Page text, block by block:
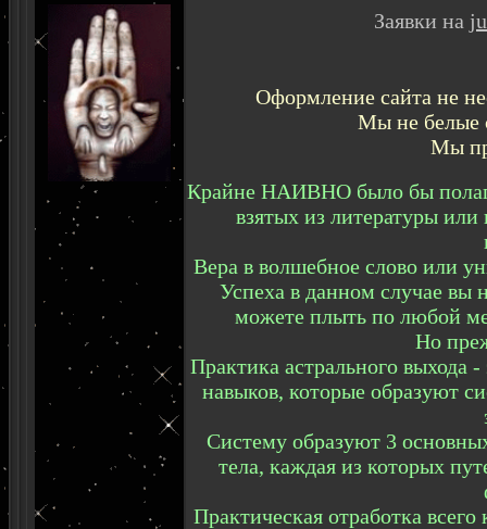
Заявки на
Оформление сайта не
Мы не белые
Мы
Крайне НАИВНО было бы
взятых из литературы
Вера в волшебное слово или
Успеха в данном случае вы
можете плыть по любой
Но
Практика астрального выхода
навыков, которые образуют
Систему образуют 3
тела, каждая из которых
Практическая отработка